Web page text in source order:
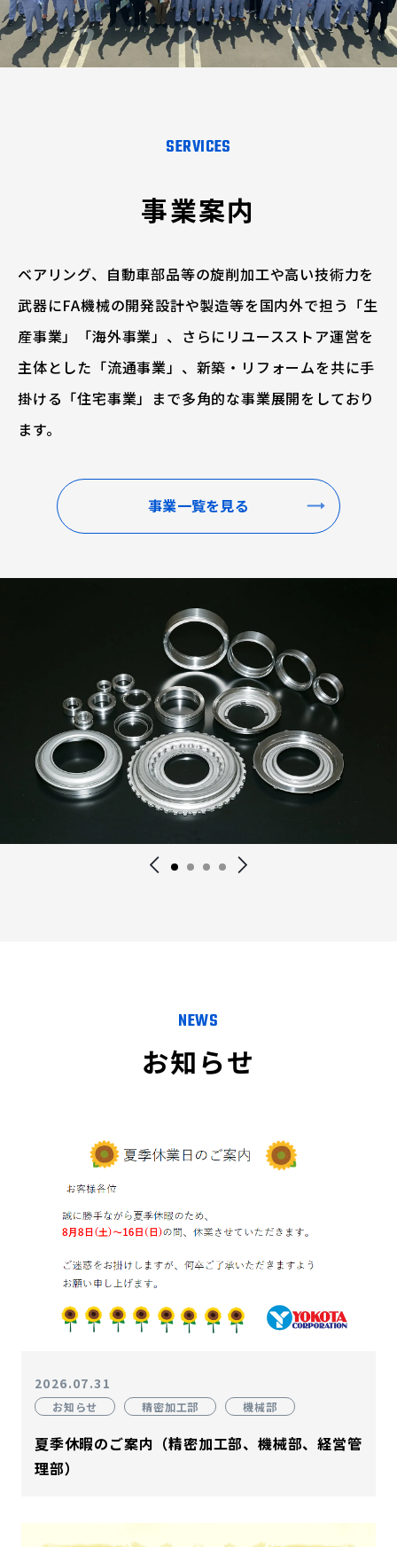
SERVICES
事業案内
ベアリング、自動車部品等の旋削加工や高い技術力を
武器にFA機械の開発設計や製造等を国内外で担う「生
産事業」「海外事業」、さらにリユースストア運営を
主体とした「流通事業」、新築・リフォームを共に手
掛ける「住宅事業」まで多角的な事業展開をしており
ます。
事業一覧を見る
NEWS
お知らせ
2026.07.31
お知らせ 精密加工部 機械部
夏季休暇のご案内（精密加工部、機械部、経営管
理部）